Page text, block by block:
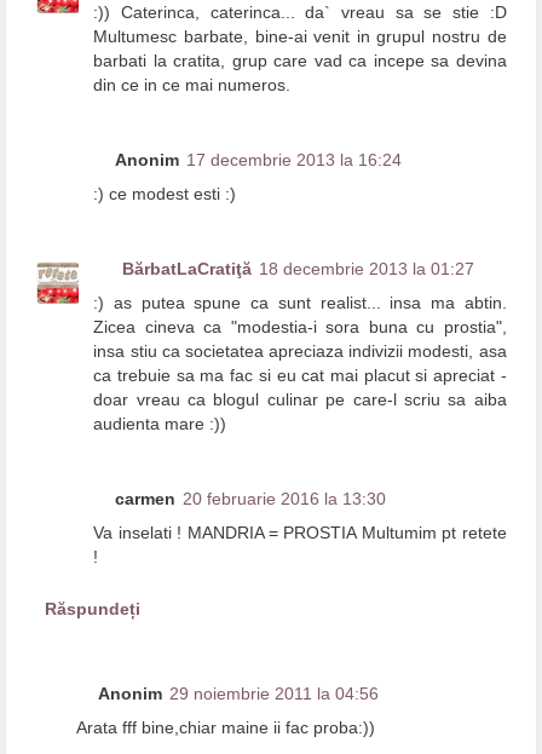
:)) Caterinca, caterinca... da` vreau sa se stie :D
Multumesc barbate, bine-ai venit in grupul nostru de
barbati la cratita, grup care vad ca incepe sa devina
din ce in ce mai numeros.
Anonim 17 decembrie 2013 la 16:24
:) ce modest esti :)
BărbatLaCratiţă 18 decembrie 2013 la 01:27
:) as putea spune ca sunt realist... insa ma abtin.
Zicea cineva ca "modestia-i sora buna cu prostia",
insa stiu ca societatea apreciaza indivizii modesti, asa
ca trebuie sa ma fac si eu cat mai placut si apreciat -
doar vreau ca blogul culinar pe care-l scriu sa aiba
audienta mare :))
carmen 20 februarie 2016 la 13:30
Va inselati ! MANDRIA = PROSTIA Multumim pt retete
!
Răspundeți
Anonim 29 noiembrie 2011 la 04:56
Arata fff bine,chiar maine ii fac proba:))